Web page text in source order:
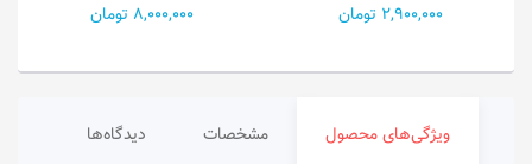
2,900,000 تومان
8,000,000 تومان
ویژگی‌های محصول مشخصات دیدگاه‌ها